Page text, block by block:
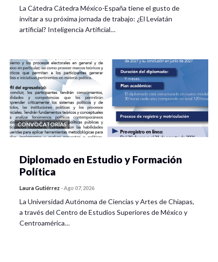
La Cátedra Cátedra México-España tiene el gusto de
invitar a su próxima jornada de trabajo: ¿El Leviatán
artificial? Inteligencia Artificial…
CONVOCATORIAS
Diplomado en Estudio y Formación
Política
Laura Gutiérrez -Ago 07, 2026
La Universidad Autónoma de Ciencias y Artes de Chiapas,
a través del Centro de Estudios Superiores de México y
Centroamérica…